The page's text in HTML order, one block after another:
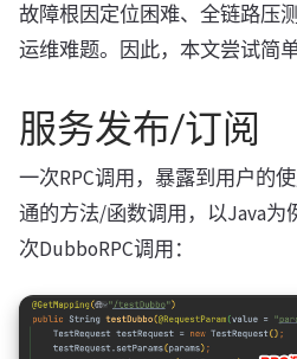
故障根因定位困难、全链路压
运维难题。因此，本文尝试简
服务发布/订阅
一次RPC调用，暴露到用户的
通的方法/函数调用，以Java为
次DubboRPC调用：